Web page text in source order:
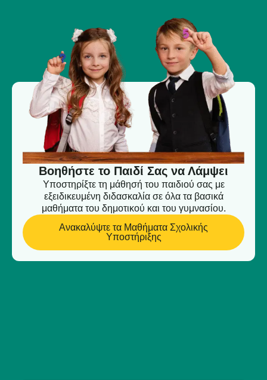
Βοηθήστε το Παιδί Σας να Λάμψει
Υποστηρίξτε τη μάθησή του παιδιού σας με
εξειδικευμένη διδασκαλία σε όλα τα βασικά
μαθήματα του δημοτικού και του γυμνασίου.
Ανακαλύψτε τα Μαθήματα Σχολικής
Υποστήριξης